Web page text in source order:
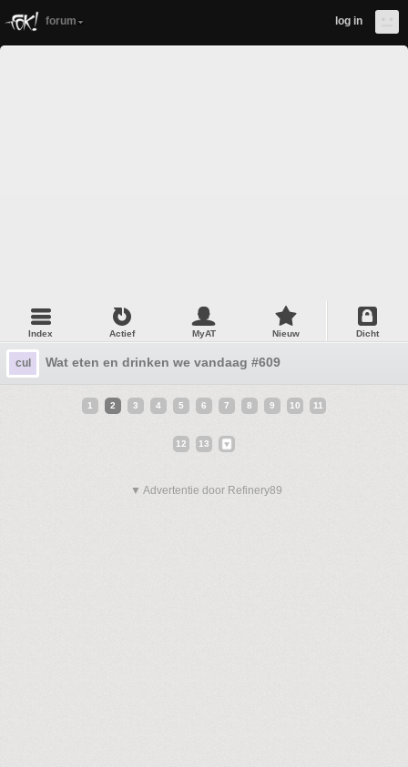
forum log in
Index Actief MyAT Nieuw Dicht
cul Wat eten en drinken we vandaag #609
1 2 3 4 5 6 7 8 9 10 11
12 13
▼ Advertentie door Refinery89